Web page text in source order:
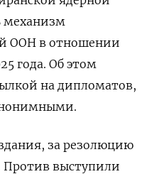
механизм
ООН в отношении
года. Об этом
на дипломатов,
за резолюцию
Против выступили